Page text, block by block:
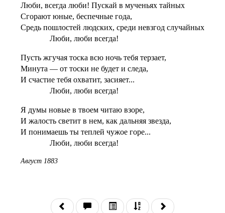
Люби, всегда люби! Пускай в мученьях тайных
Сгорают юные, беспечные года,
Средь пошлостей людских, среди невзгод случайных
Люби, люби всегда!
Пусть жгучая тоска всю ночь тебя терзает,
Минута — от тоски не будет и следа,
И счастие тебя охватит, засияет...
Люби, люби всегда!
Я думы новые в твоем читаю взоре,
И жалость светит в нем, как дальняя звезда,
И понимаешь ты теплей чужое горе...
Люби, люби всегда!
Август 1883